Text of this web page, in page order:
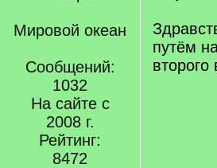
Мировой океан
Сообщений:
1032
На сайте с
2008 г.
Рейтинг:
8472
путём
второго